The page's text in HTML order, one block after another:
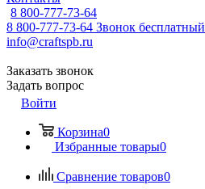
8 800-777-73-64
8 800-777-73-64 Звонок бесплатный
info@craftspb.ru
Заказать звонок
Задать вопрос
Войти
Корзина0
Избранные товары0
Сравнение товаров0